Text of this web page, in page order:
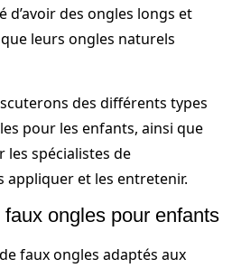
d’avoir des ongles longs et
leurs ongles naturels
des différents types
pour les enfants, ainsi que
les spécialistes de
appliquer et les entretenir.
ongles pour enfants
faux ongles adaptés aux